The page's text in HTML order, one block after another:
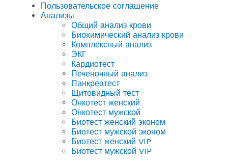
Пользовательское соглашение
Анализы
Общий анализ крови
Биохимический анализ крови
Комплексный анализ
ЭКГ
Кардиотест
Печеночный анализ
Панкреатест
Щитовидный тест
Онкотест женский
Онкотест мужской
Биотест женский эконом
Биотест мужской эконом
Биотест женский VIP
Биотест мужской VIP